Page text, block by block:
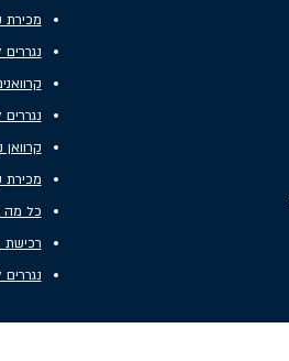
מכירת
מכירת
כל מה
רכישת
נגררים